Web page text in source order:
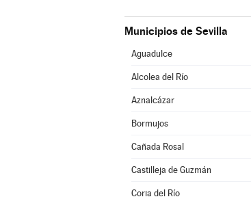
Municipios de Sevilla
Aguadulce
Alcolea del Río
Aznalcázar
Bormujos
Cañada Rosal
Castilleja de Guzmán
Coria del Río